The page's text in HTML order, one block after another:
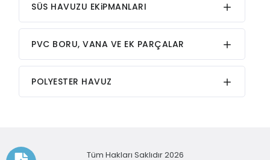
SÜS HAVUZU EKiPMANLARI
PVC BORU, VANA VE EK PARÇALAR
POLYESTER HAVUZ
Tüm Hakları Saklıdır 2026